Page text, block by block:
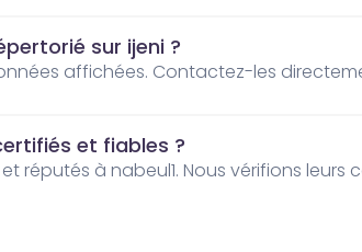
sur ijeni ?
affichées. Contactez-les
et fiables ?